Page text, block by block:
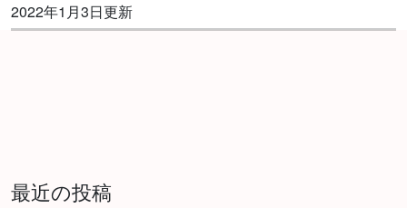
2022年1月3日更新
最近の投稿